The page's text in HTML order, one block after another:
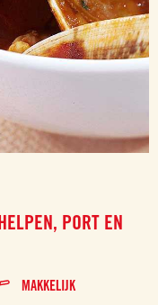
PORT EN
MAKKELIJK